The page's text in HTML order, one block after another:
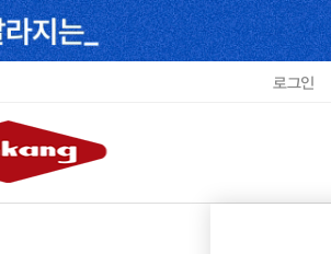
로그인